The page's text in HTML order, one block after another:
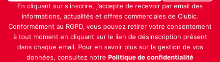
En cliquant sur s'inscrire, j’accepte de recevoir par email des
informations, actualités et offres commerciales de Clubic.
Conformément au RGPD, vous pouvez retirer votre consentement
à tout moment en cliquant sur le lien de désinscription présent
dans chaque email. Pour en savoir plus sur la gestion de vos
données, consultez notre Politique de confidentialité